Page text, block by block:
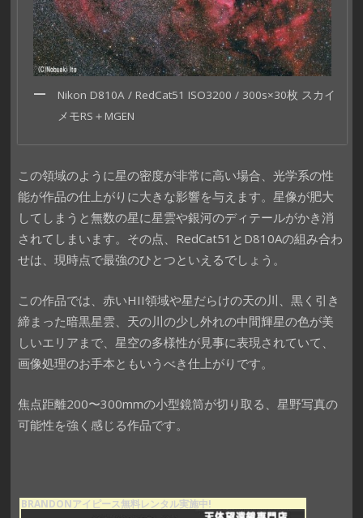
Nikon D810A / RedCat51 ISO3200 / 300s×30枚 スカイ
メモRS＋MGEN
この領域のように星の密度が非常に高い場合、光学系の性
能が作品の仕上がりに大きな影響を与えます。星像が肥大
してしまうと無数の星に星雲や銀河のディテールがかき消
されてしまいます。その点、RedCat51とD810Aの組み合わ
せは、現時点で最強のひとつといえるでしょう。
この作品では、赤いHII領域や星だらけの天の川、黒く引き
締まった暗黒星雲、天の川の少し外れの中間輝星の色が美
しいエリアまで、星空の多様性が見事に表現されていて、
画像処理のお手本ともいうべき仕上がりです。
焦点距離200〜300mmの小型鏡筒が切り取る、星野写真の
可能性を強く感じる作品です。
BRANDONアイピース無料レンタル実施中!